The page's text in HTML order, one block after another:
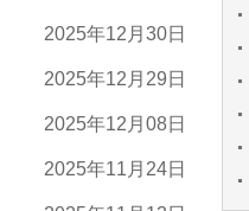
2025年12月30日
2025年12月29日
2025年12月08日
2025年11月24日